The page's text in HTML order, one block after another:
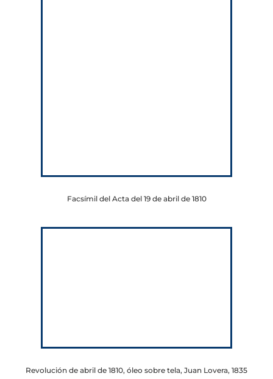
Facsímil del Acta del 19 de abril de 1810
Revolución de abril de 1810, óleo sobre tela, Juan Lovera, 1835